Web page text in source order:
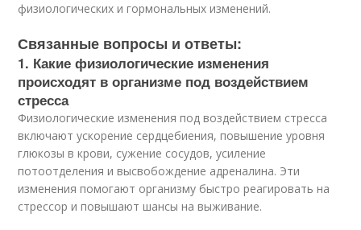
физиологических и гормональных изменений.
Связанные вопросы и ответы:
1. Какие физиологические изменения
происходят в организме под воздействием
стресса
Физиологические изменения под воздействием стресса
включают ускорение сердцебиения, повышение уровня
глюкозы в крови, сужение сосудов, усиление
потоотделения и высвобождение адреналина. Эти
изменения помогают организму быстро реагировать на
стрессор и повышают шансы на выживание.